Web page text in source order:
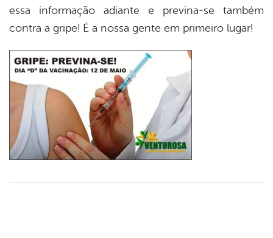
essa informação adiante e previna-se também
contra a gripe! É a nossa gente em primeiro lugar!